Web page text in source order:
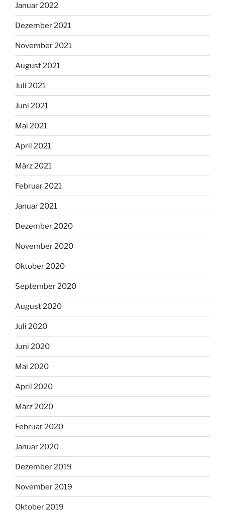
Januar 2022
Dezember 2021
November 2021
August 2021
Juli 2021
Juni 2021
Mai 2021
April 2021
März 2021
Februar 2021
Januar 2021
Dezember 2020
November 2020
Oktober 2020
September 2020
August 2020
Juli 2020
Juni 2020
Mai 2020
April 2020
März 2020
Februar 2020
Januar 2020
Dezember 2019
November 2019
Oktober 2019